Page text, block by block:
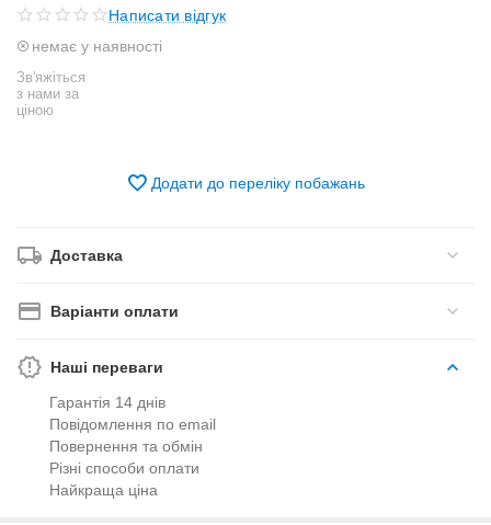
Написати відгук
немає у наявності
Зв'яжіться
з нами за
ціною
Додати до переліку побажань
Доставка
Варіанти оплати
Наші переваги
Гарантія 14 днів
Повідомлення по email
Повернення та обмін
Різні способи оплати
Найкраща ціна